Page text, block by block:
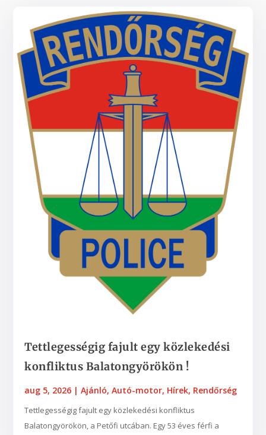
Tettlegességig fajult egy közlekedési
konfliktus Balatongyörökön !
aug 5, 2026 |Ajánló,Autó-motor, Hírek, Rendőrség
Tettlegességig fajult egy közlekedési konfliktus
Balatongyörökön, a Petőfi utcában. Egy 53 éves férfi a